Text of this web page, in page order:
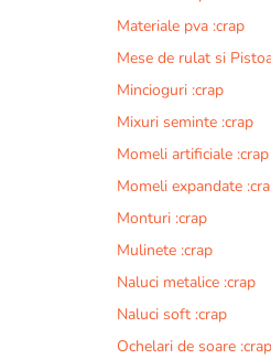
Materiale pva :crap
Mese de rulat si
Mincioguri :crap
Mixuri seminte :crap
Momeli artificiale :crap
Momeli expandate
Monturi :crap
Mulinete :crap
Naluci metalice :crap
Naluci soft :crap
Ochelari de soare :crap